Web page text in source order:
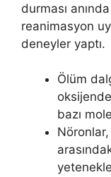
durması
reanimasyon
deneyler yaptı.
Ölüm
bazı